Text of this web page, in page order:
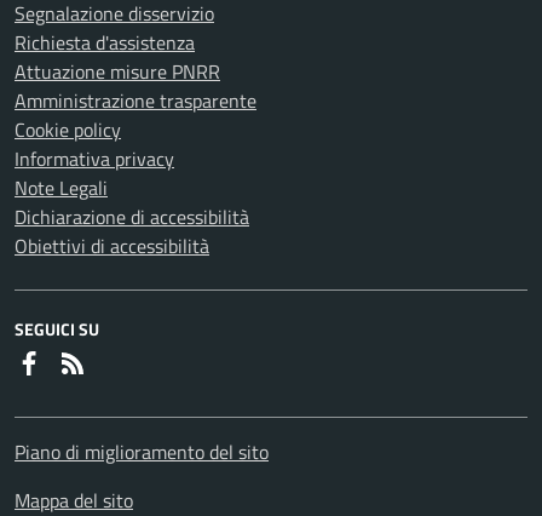
Segnalazione disservizio
Richiesta d'assistenza
Attuazione misure PNRR
Amministrazione trasparente
Cookie policy
Informativa privacy
Note Legali
Dichiarazione di accessibilità
Obiettivi di accessibilità
SEGUICI SU
Faceboook
Piano di miglioramento del sito
Mappa del sito